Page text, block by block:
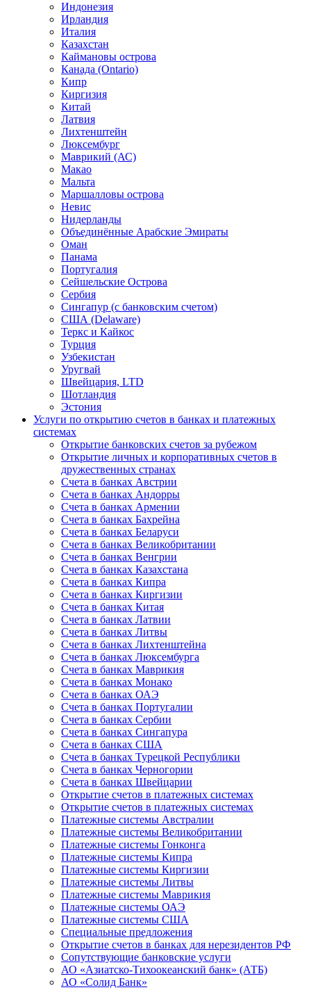
Индонезия
Ирландия
Италия
Казахстан
Каймановы острова
Канада (Ontario)
Кипр
Киргизия
Китай
Латвия
Лихтенштейн
Люксембург
Маврикий (АС)
Макао
Мальта
Маршалловы острова
Нeвис
Нидерланды
Объединённые Арабские Эмираты
Оман
Панама
Португалия
Сейшельские Острова
Сербия
Сингапур (c банковским счетом)
США (Delaware)
Теркс и Кайкос
Турция
Узбекистан
Уругвай
Швейцария, LTD
Шотландия
Эстония
Услуги по открытию счетов в банках и платежных
системах
Открытие банковских счетов за рубежом
Открытие личных и корпоративных счетов в
дружественных странах
Счета в банках Австрии
Счета в банках Андорры
Счета в банках Армении
Счета в банках Бахрейна
Счета в банках Беларуси
Счета в банках Великобритании
Счета в банках Венгрии
Счета в банках Казахстана
Счета в банках Кипра
Счета в банках Киргизии
Счета в банках Китая
Счета в банках Латвии
Счета в банках Литвы
Счета в банках Лихтенштейна
Счета в банках Люксембурга
Счета в банках Маврикия
Счета в банках Монако
Счета в банках ОАЭ
Счета в банках Португалии
Счета в банках Сербии
Счета в банках Сингапура
Счета в банках США
Счета в банках Турецкой Республики
Счета в банках Черногории
Счета в банках Швейцарии
Открытие счетов в платежных системах
Открытие счетов в платежных системах
Платежные системы Австралии
Платежные системы Великобритании
Платежные системы Гонконга
Платежные системы Кипра
Платежные системы Киргизии
Платежные системы Литвы
Платежные системы Маврикия
Платежные системы ОАЭ
Платежные системы США
Специальные предложения
Открытие счетов в банках для нерезидентов РФ
Сопутствующие банковские услуги
АО «Азиатско-Тихоокеанский банк» (АТБ)
АО «Солид Банк»